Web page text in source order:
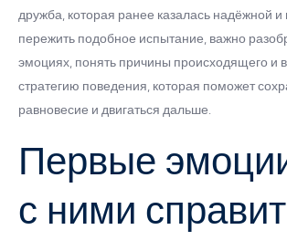
дружба, которая ранее казалась надёжной
пережить подобное испытание, важно
эмоциях, понять причины происходящего и
стратегию поведения, которая поможет
равновесие и двигаться дальше.
Первые
с ними